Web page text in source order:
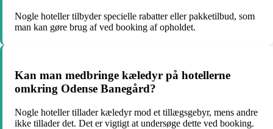
Nogle hoteller tilbyder specielle rabatter eller pakketilbud, som
man kan gøre brug af ved booking af opholdet.
Kan man medbringe kæledyr på hotellerne
omkring Odense Banegård?
Nogle hoteller tillader kæledyr mod et tillægsgebyr, mens andre
ikke tillader det. Det er vigtigt at undersøge dette ved booking.